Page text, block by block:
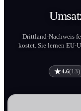
Drittland-Nachweis
kostet. Sie lernen EU-
4.6(13)